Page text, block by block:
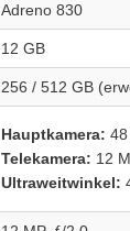
Adreno 830
12 GB
256 / 512 GB
Hauptkamera: 48
Telekamera: 12
Ultraweitwinkel: